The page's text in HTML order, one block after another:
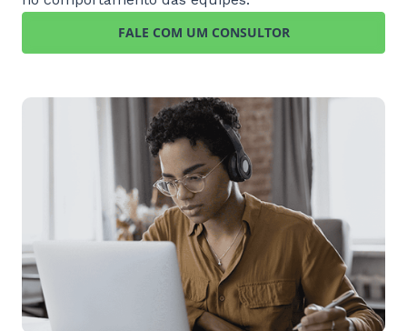
FALE COM UM CONSULTOR